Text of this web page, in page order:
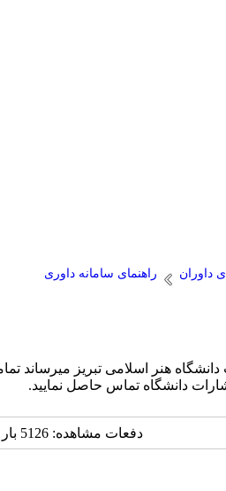
داوران راهنمای سامانه داوری
دانشگاه هنر اسلامی تبریز
دانشگاه تماس حاصل نمایید.
دفعات مشاهده: 5126 بار |